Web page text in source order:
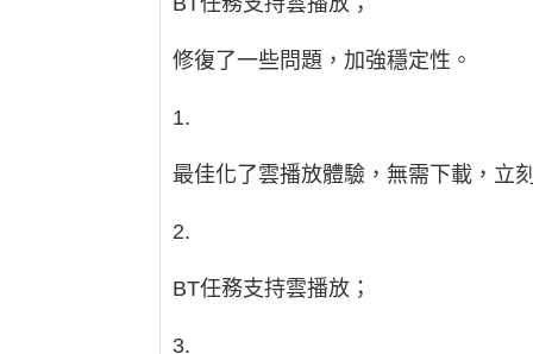
修復了一些問題，加強穩定性。
1.
最佳化了雲播放體驗，無需下載，立
2.
BT任務支持雲播放；
3.